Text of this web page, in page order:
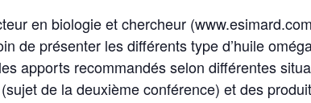
en biologie et chercheur
de présenter les différents type d’huile
apports recommandés selon différentes
de la deuxième conférence) et des